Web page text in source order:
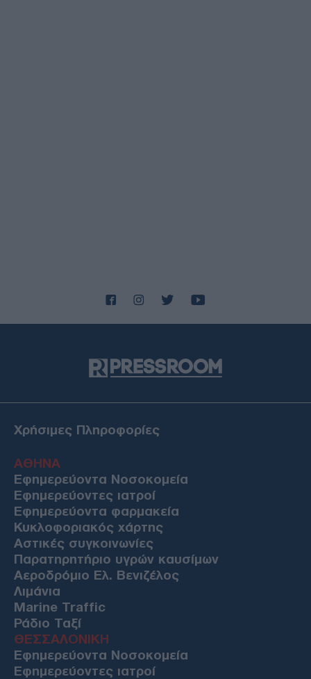
Χρήσιμες Πληροφορίες
ΑΘΗΝΑ
Εφημερεύοντα Νοσοκομεία
Εφημερεύοντες ιατροί
Εφημερεύοντα φαρμακεία
Κυκλοφοριακός χάρτης
Αστικές συγκοινωνίες
Παρατηρητήριο υγρών καυσίμων
Αεροδρόμιο Ελ. Βενιζέλος
Λιμάνια
Marine Traffic
Ράδιο Ταξί
ΘΕΣΣΑΛΟΝΙΚΗ
Εφημερεύοντα Νοσοκομεία
Εφημερεύοντες ιατροί